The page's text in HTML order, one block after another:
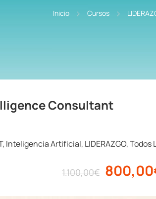
Inicio Cursos
Consultant
, Inteligencia Artificial, LIDERAZGO,Todos
1.100,00€